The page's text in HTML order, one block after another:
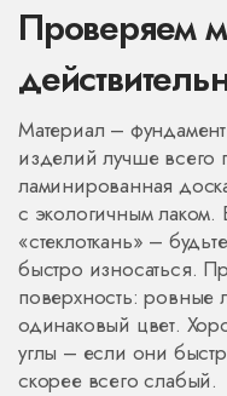
Проверяем
Материал –
изделий лучше всего
ламинированная
с экологичным лаком.
«стеклоткань» –
быстро износаться.
поверхность: ровные
одинаковый цвет.
углы – если они
скорее всего слабый.